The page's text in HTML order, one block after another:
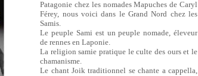
Patagonie chez les nomades Mapuches de Caryl
Férey, nous voici dans le Grand Nord chez les
Samis.
Le peuple Sami est un peuple nomade, éleveur
de rennes en Laponie.
La religion samie pratique le culte des ours et le
chamanisme.
Le chant Joik traditionnel se chante a cappella,